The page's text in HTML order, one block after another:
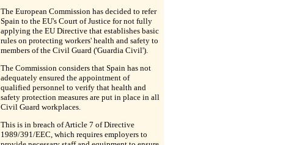
The European Commission has decided to refer
Spain to the EU's Court of Justice for not fully
applying the EU Directive that establishes basic
rules on protecting workers' health and safety to
members of the Civil Guard ('Guardia Civil').
The Commission considers that Spain has not
adequately ensured the appointment of
qualified personnel to verify that health and
safety protection measures are put in place in all
Civil Guard workplaces.
This is in breach of Article 7 of Directive
1989/391/EEC, which requires employers to